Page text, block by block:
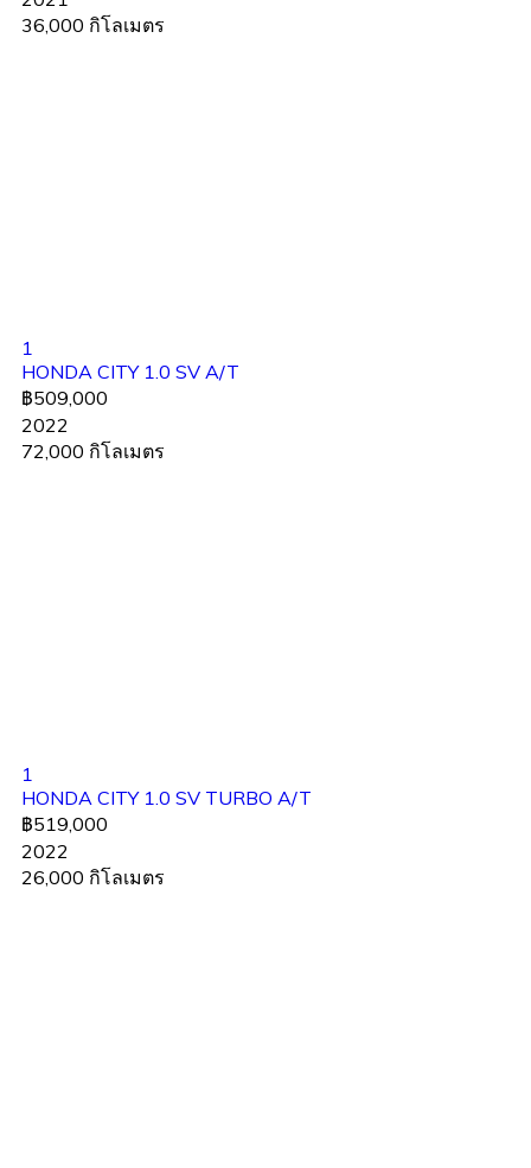
36,000 กิโลเมตร
1
HONDA CITY 1.0 SV A/T
฿509,000
2022
72,000 กิโลเมตร
1
HONDA CITY 1.0 SV TURBO A/T
฿519,000
2022
26,000 กิโลเมตร